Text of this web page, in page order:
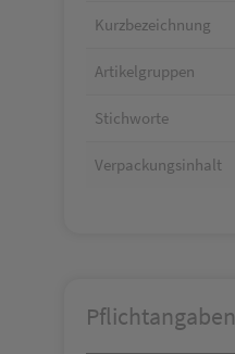
Kurzbezeichnung
Artikelgruppen
Stichworte
Verpackungsinhalt
Pflichtangaben